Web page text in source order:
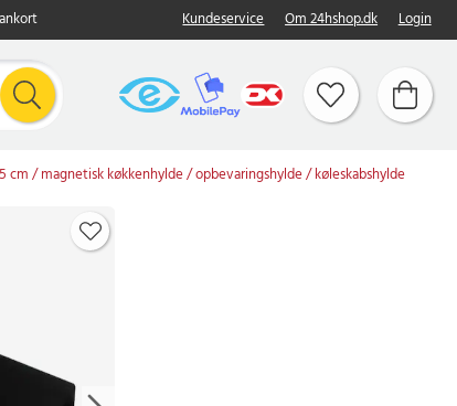
Kundeservice Om 24hshop.dk Login
cm / magnetisk køkkenhylde / opbevaringshylde / køleskabshylde